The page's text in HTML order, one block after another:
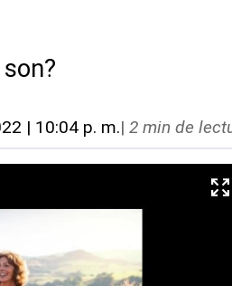
| 10:04 p. m.| 2 min de